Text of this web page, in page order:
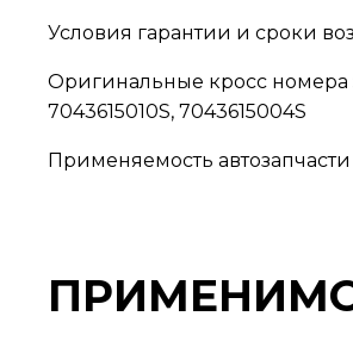
Условия гарантии и сроки
Оригинальные кросс номера
7043615010S, 7043615004S
Применяемость